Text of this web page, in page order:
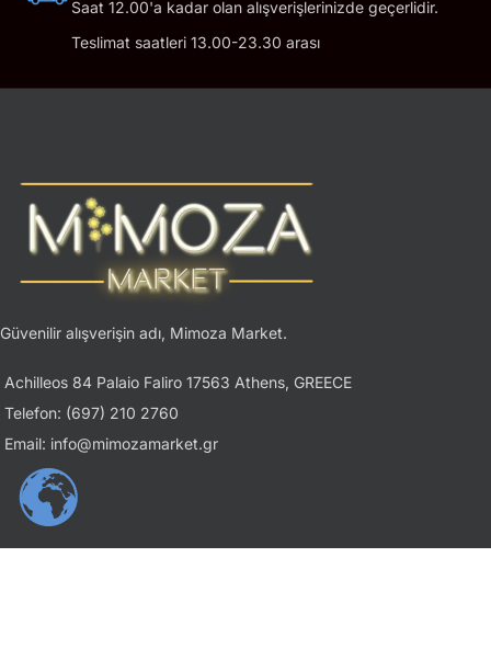
Saat 12.00'a kadar olan alışverişlerinizde geçerlidir.
Teslimat saatleri 13.00-23.30 arası
Güvenilir alışverişin adı, Mimoza Market.
Achilleos 84 Palaio Faliro 17563 Athens, GREECE
Telefon: (697) 210 2760
Email: info@mimozamarket.gr